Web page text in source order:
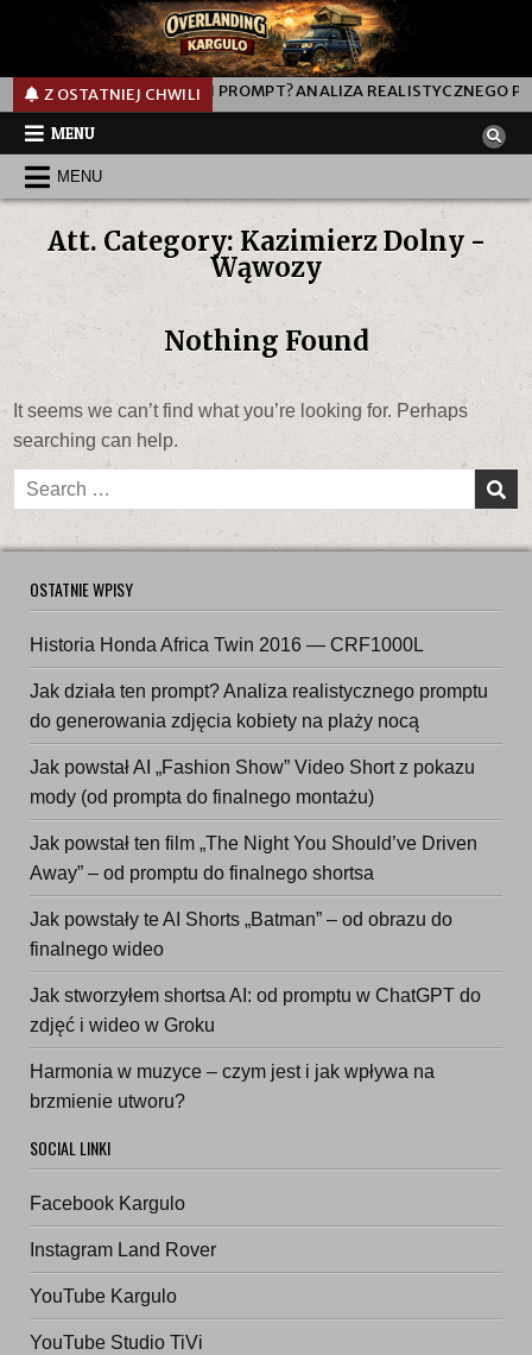
Z OSTATNIEJ CHWILI
JAK DZIAŁA TEN PROMPT? ANALIZA REALISTYCZNEGO
MENU
MENU
Att. Category: Kazimierz Dolny -
Wąwozy
Nothing Found
It seems we can’t find what you’re looking for. Perhaps
searching can help.
Search
for:
OSTATNIE WPISY
Historia Honda Africa Twin 2016 — CRF1000L
Jak działa ten prompt? Analiza realistycznego promptu
do generowania zdjęcia kobiety na plaży nocą
Jak powstał AI „Fashion Show” Video Short z pokazu
mody (od prompta do finalnego montażu)
Jak powstał ten film „The Night You Should’ve Driven
Away” – od promptu do finalnego shortsa
Jak powstały te AI Shorts „Batman” – od obrazu do
finalnego wideo
Jak stworzyłem shortsa AI: od promptu w ChatGPT do
zdjęć i wideo w Groku
Harmonia w muzyce – czym jest i jak wpływa na
brzmienie utworu?
SOCIAL LINKI
Facebook Kargulo
Instagram Land Rover
YouTube Kargulo
YouTube Studio TiVi